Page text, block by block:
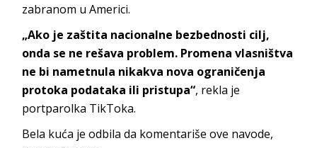
zabranom u Americi.
„Ako je zaštita nacionalne bezbednosti cilj,
onda se ne rešava problem. Promena vlasništva
ne bi nametnula nikakva nova ograničenja
protoka podataka ili pristupa“, rekla je
portparolka TikToka.
Bela kuća je odbila da komentariše ove navode,